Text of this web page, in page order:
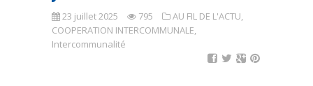
23 juillet 2025 795 AU FIL DE L'ACTU,
COOPERATION INTERCOMMUNALE,
Intercommunalité